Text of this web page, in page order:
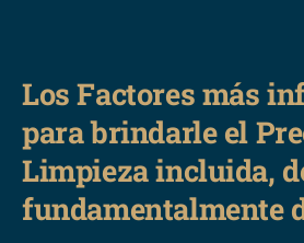
Los Factores más
para brindarle el
Limpieza incluida,
fundamentalmente